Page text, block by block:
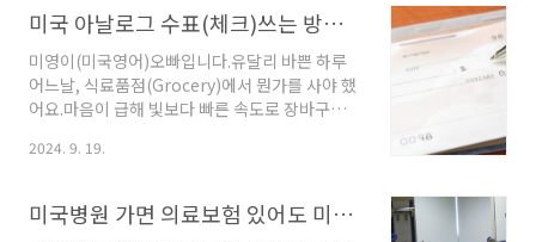
발음에 대해 살..
서비스 요금 지불, 또는 비즈니스 거래에서는 수
표가 자주 쓰입니다.오늘은 미국에서 수표를 작
성하는 방법을 단계별로 알아보고, 주의해야 할
사항,ATM 기계에 미국 수표 (check) 입금과 은
행 앱 기능과 사용하는 방법을 알아보겠습니다.≣
주요 은행들과 해당 웹사이트 링크를 표로 정리
JPMorgan Chase (체이스 은행)h..
미국 아날로그 수표(체크)쓰는 방법/ 수표 현금화 사용법 이야기
미영이(미국영어)오빠입니다.유달리 바쁜 하루
어느날, 식료품점(Grocery)에서 뭔가를 사야 했
어요.마음이 급해 빛보다 빠른 속도로 장바구니
산대로 얼른 달려갔죠. 계산대 앞에 딱 한분, 나
되자 갑자기 옷안에서 주섬주섬 볼펜이랑 종이를
꺼내시더군요. 그 종이는 수표다발(Check
2024. 9. 19.
미국병원 가면 의료보험 있어도 미국 병원비 천차만별인 이유 파혜쳐보기